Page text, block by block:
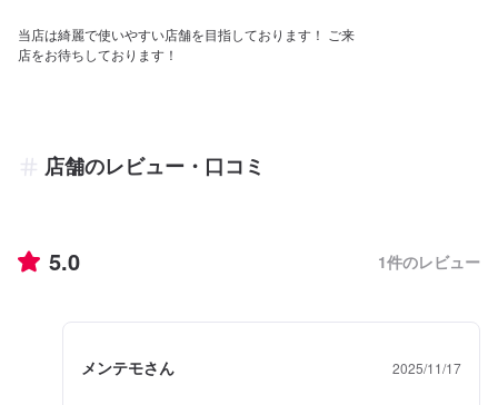
当店は綺麗で使いやすい店舗を目指しております！ ご来
店をお待ちしております！
店舗のレビュー・口コミ
5.0 1件のレビュー
メンテモさん 2025/11/17